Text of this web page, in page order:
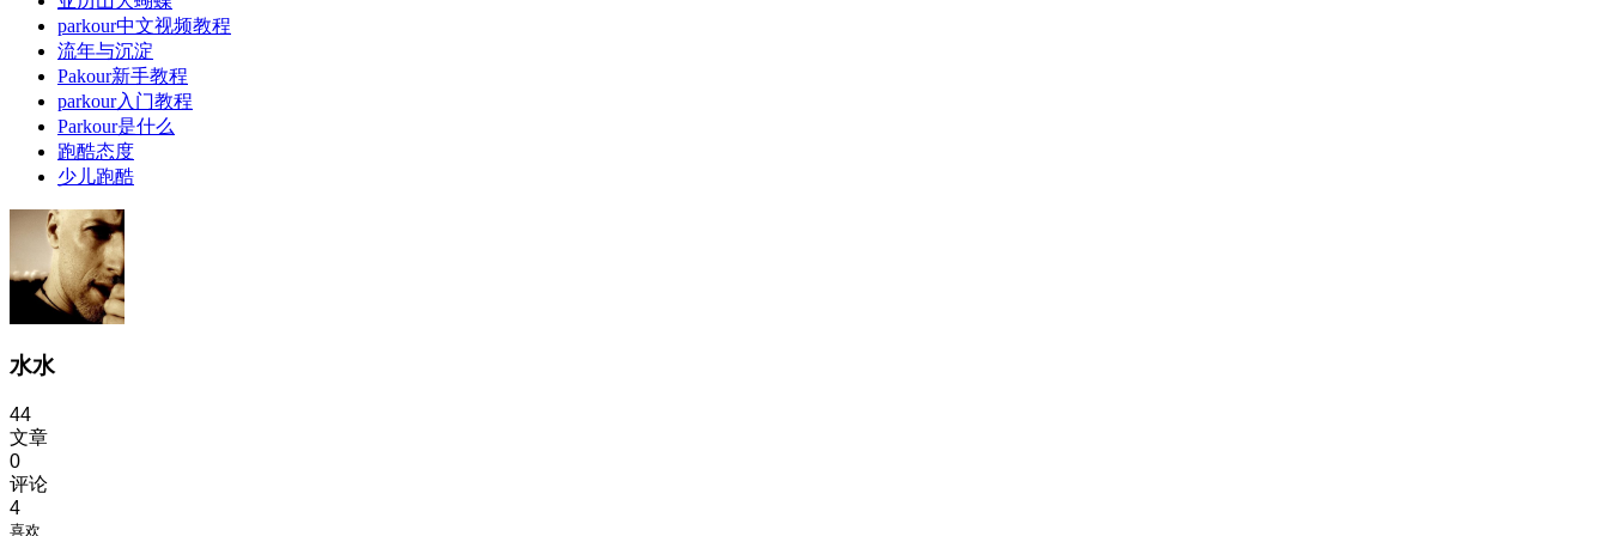
parkour中文视频教程
流年与沉淀
Pakour新手教程
parkour入门教程
Parkour是什么
跑酷态度
少儿跑酷
水水
44
文章
0
评论
4
喜欢